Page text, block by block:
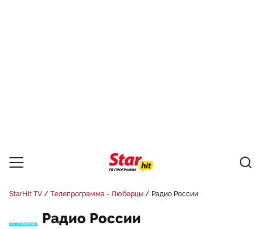
StarHit TV Телепрограмма - Люберцы Радио России
Радио России